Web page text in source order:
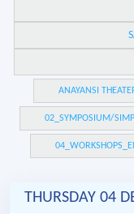
ANAYANSI
02_SYMPOSIUM/
THURSDAY 04